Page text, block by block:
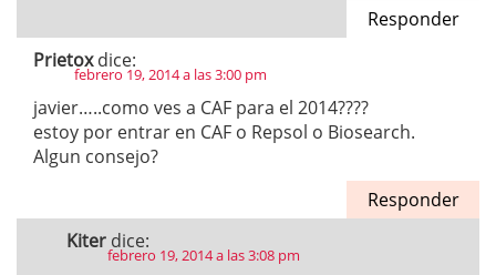
Responder
Prietox dice:
febrero 19, 2014 a las 3:00 pm
javier…..como ves a CAF para el 2014????
estoy por entrar en CAF o Repsol o Biosearch.
Algun consejo?
Responder
Kiter dice:
febrero 19, 2014 a las 3:08 pm